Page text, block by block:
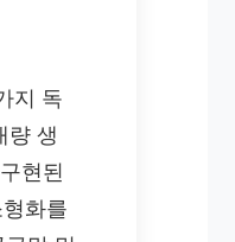
지 독
량 생
현된
화를